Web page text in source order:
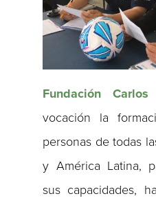
Fundación
vocación la
personas de todas
y América Latina,
sus capacidades,